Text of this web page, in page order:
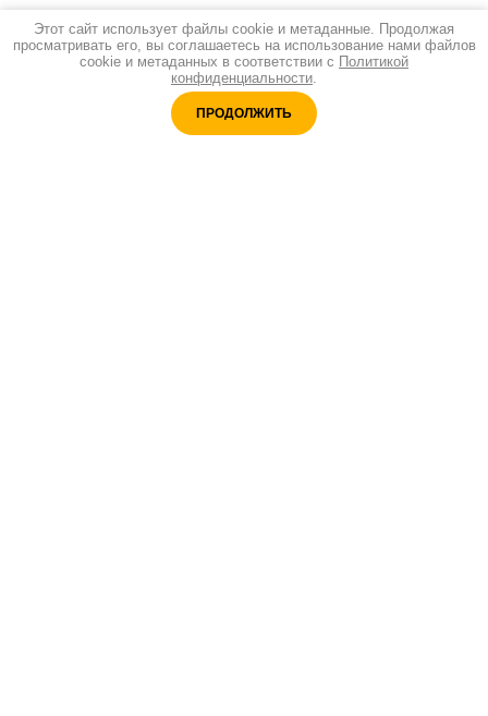
Этот сайт использует файлы cookie и метаданные. Продолжая
просматривать его, вы соглашаетесь на использование нами файлов
cookie и метаданных в соответствии с Политикой
конфиденциальности.
ПРОДОЛЖИТЬ